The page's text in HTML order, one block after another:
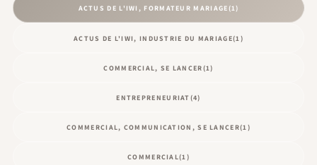
ACTUS DE L'IWI, FORMATEUR MARIAGE (1)
ACTUS DE L'IWI, INDUSTRIE DU MARIAGE(1)
COMMERCIAL, SE LANCER(1)
ENTREPRENEURIAT (4)
COMMERCIAL, COMMUNICATION, SE LANCER(1)
COMMERCIAL(1)